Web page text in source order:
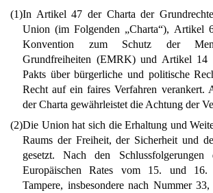
(1)In Artikel 47 der Charta der
Union (im Folgenden „Charta“), Artikel
Konvention zum Schutz der
Grundfreiheiten (EMRK) und Artikel 14
Pakts über bürgerliche und politische
Recht auf ein faires Verfahren verankert.
der Charta gewährleistet die Achtung der
(2)Die Union hat sich die Erhaltung und
Raums der Freiheit, der Sicherheit und
gesetzt. Nach den Schlussfolgerungen
Europäischen Rates vom 15. und
Tampere, insbesondere nach Nummer